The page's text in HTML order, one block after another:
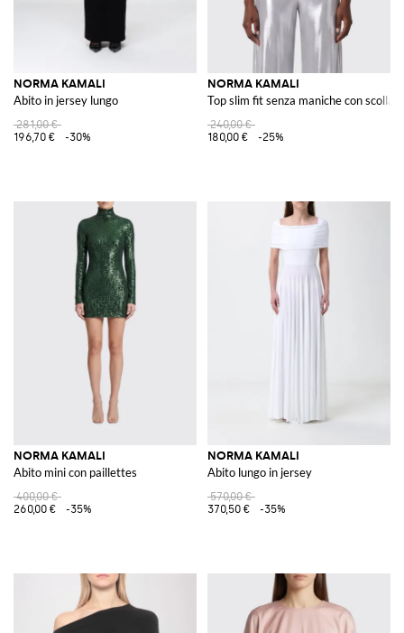
NORMA KAMALI
Abito in jersey lungo
281,00 €
196,70 €
-30%
NORMA KAMALI
Top slim fit senza maniche con
240,00 €
180,00 €
-25%
NORMA KAMALI
Abito mini con paillettes
400,00 €
260,00 €
-35%
NORMA KAMALI
Abito lungo in jersey
570,00 €
370,50 €
-35%